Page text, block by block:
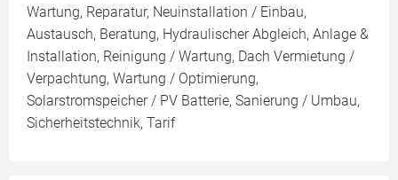
Wartung, Reparatur, Neuinstallation / Einbau,
Austausch, Beratung, Hydraulischer Abgleich, Anlage &
Installation, Reinigung / Wartung, Dach Vermietung /
Verpachtung, Wartung / Optimierung,
Solarstromspeicher / PV Batterie, Sanierung / Umbau,
Sicherheitstechnik, Tarif